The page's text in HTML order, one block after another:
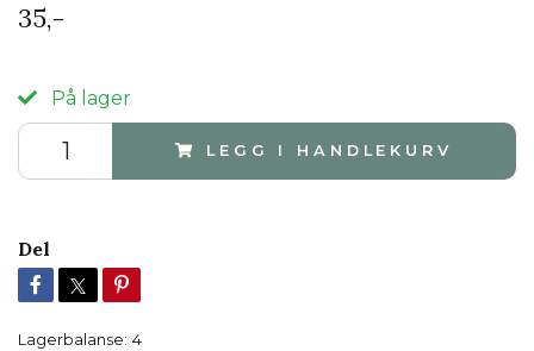
35,-
På lager
LEGG I HANDLEKURV
Del
Lagerbalanse: 4